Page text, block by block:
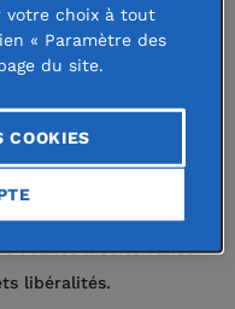
avoir face à elle des
contenter de voix
via zoom. Elle aime
ensuite en
elle est
France Méditerranée
libéralités.
votre choix à tout
« Paramètre des
du site.
COOKIES